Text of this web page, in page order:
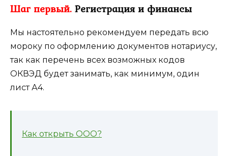
Шаг первый. Регистрация и финансы
Мы настоятельно рекомендуем передать всю
мороку по оформлению документов нотариусу,
так как перечень всех возможных кодов
ОКВЭД будет занимать, как минимум, один
лист А4.
Как открыть ООО?